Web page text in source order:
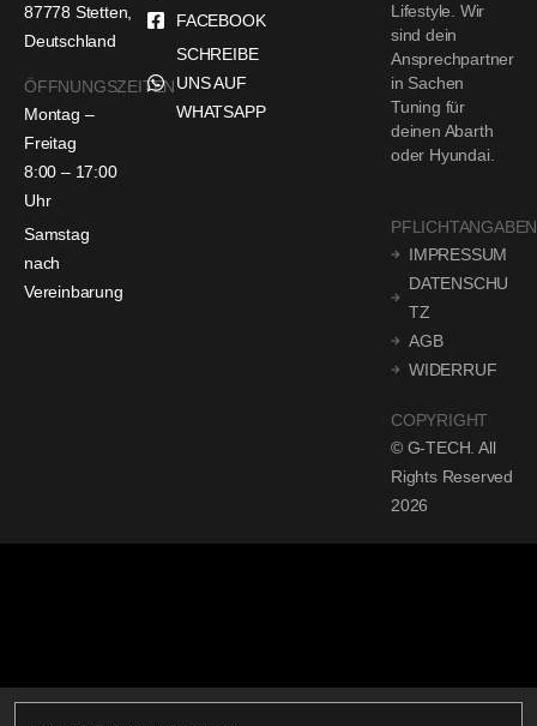
Lifestyle. Wir
sind dein
Ansprechpartner
in Sachen
Tuning für
deinen Abarth
oder Hyundai.
PFLICHTANGABEN
IMPRESSUM
DATENSCHU
TZ
AGB
WIDERRUF
COPYRIGHT
© G-TECH. All
Rights Reserved
2026
87778 Stetten,
Deutschland
ÖFFNUNGSZEITEN
Montag –
Freitag
8:00 – 17:00
Uhr
Samstag
nach
Vereinbarung
FACEBOOK
SCHREIBE
UNS AUF
WHATSAPP